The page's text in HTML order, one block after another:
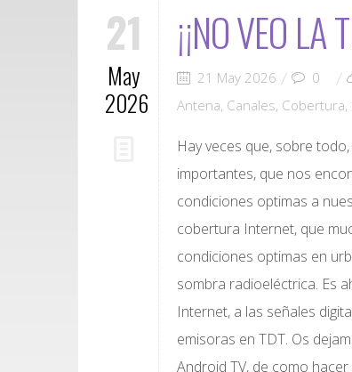
21
May
2026
¡¡NO VEO
21 May 2026 0
Antena, Canales, Cobertura,
Hay veces que, sobre
importantes, que nos
condiciones optimas a
cobertura Internet, que
condiciones optimas en
sombra radioeléctrica. Es
Internet, a las señales
emisoras en TDT. Os
Android TV, de como